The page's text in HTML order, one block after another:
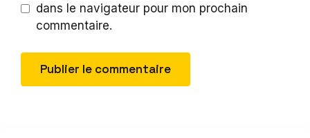
dans le navigateur pour mon prochain
commentaire.